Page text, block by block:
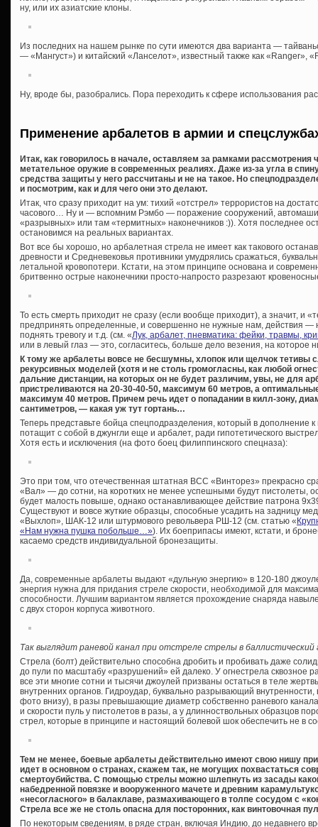
ну, или их азиатские клоны.
Из последних на нашем рынке по сути имеются два варианта —
— «Мангуст») и китайский «Ланселот», известный также как «Ranger»,
Ну, вроде бы, разобрались. Пора переходить к сфере использования
Применение арбалетов в армии и
Итак, как говорилось в начале, оставляем за рамками рассмотрения
метательное оружие в современных реалиях. Даже из-за угла в
средства защиты у него рассчитаны и не на такое. Но
и посмотрим, как и для чего они это делают.
Итак, что сразу приходит на ум: тихий «отстрел» террористов на
часового… Ну и — вспомним Рэмбо — поражение сооружений,
«разрывных» или там «термитных» наконечников :)). Хотя последнее
остановимся на реальных вариантах.
Вот все бы хорошо, но арбалетная стрела не имеет как такового
древности и Средневековья противники умудрялись сражаться,
летальной кровопотери. Кстати, на этом принципе основана и
бритвенно острые наконечники просто-напросто разрезают
То есть смерть приходит не сразу (если вообще приходит), а значит, и
предпринять определенные, и совершенно не нужные нам, действия —
поднять тревогу и т.д. (см. «Лук, арбалет, пневматика: фейки, травмы,
или в левый глаз — это, согласитесь, больше дело везения, на которое
К тому же арбалеты вовсе не бесшумны, хлопок или щелчок
рекурсивных моделей (хотя и не столь громогласны, как любой
дальние дистанции, на которых он не будет различим, увы, не для
пристреливаются на 20-30-40-50, максимум 60 метров, а
максимум 40 метров. Причем речь идет о попадании в килл-зону,
сантиметров, — какая уж тут гортань…
Теперь представьте бойца спецподразделения, который в дополнение
потащит с собой в джунгли еще и арбалет, ради гипотетического
Хотя есть и исключения (на фото боец филиппинского спецназа):
Это при том, что отечественная штатная ВСС «Винторез» прекрасно
«Вал» — до сотни, на коротких не менее успешными будут пистолеты,
будет малость повыше, однако останавливающее действие патрона
Существуют и вовсе жуткие образцы, способные усадить на задницу
«Выхлоп», ШАК-12 или штурмового револьвера РШ-12 (см. статью «
«Нам нужна пушка побольше…»). Их боеприпасы имеют, кстати, и
касаемо средств индивидуальной бронезащиты.
Да, современные арбалеты выдают «дульную энергию» в 120-180
энергия нужна для придания стреле скорости, необходимой для
способности. Лучшим вариантом является прохождение снаряда
с двух сторон корпуса животного.
Так выглядит раневой канал при отстреле стрелы в баллистический
Стрела (болт) действительно способна дробить и пробивать даже
до пули по масштабу «разрушений» ей далеко. У огнестрела сквозное
все эти многие сотни и тысячи джоулей призваны остаться в теле
внутренних органов. Гидроудар, буквально разрывающий
фото внизу), в разы превышающие диаметр собственно раневого
и скорости пуль у пистолетов в разы, а у длинноствольных образцов
стрел, которые в принципе и настоящий болевой шок обеспечить не в
Тем не менее, боевые арбалеты действительно имеют свою нишу
идет в основном о странах, скажем так, не могущих похвастаться
смертоубийства. С помощью стрелы можно шлепнуть из засады
набедренной повязке и вооруженного мачете и древним
«несогласного» в балаклаве, размахивающего в толпе сосудом с
Стрела все же не столь опасна для посторонних, как винтовочная
По некоторым сведениям, в ряде стран, включая Индию, до недавнего